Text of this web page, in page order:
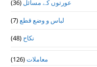
عورتوں کے مسائل (36)
لباس و وضع قطع(7)
نکاح (48)
معاملات(126)